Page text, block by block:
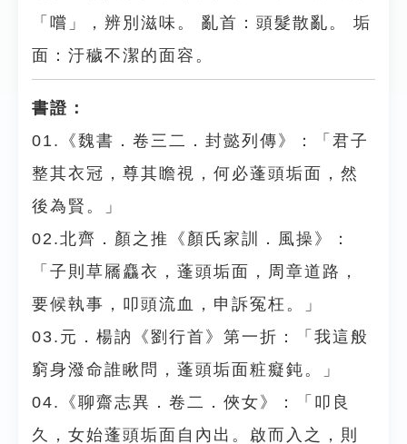
「嚐」，辨別滋味。 亂首：頭髮散亂。 垢
面：汙穢不潔的面容。
書證：
01.《魏書．卷三二．封懿列傳》：「君子
整其衣冠，尊其瞻視，何必蓬頭垢面，然
後為賢。」
02.北齊．顏之推《顏氏家訓．風操》：
「子則草屩麤衣，蓬頭垢面，周章道路，
要候執事，叩頭流血，申訴冤枉。」
03.元．楊訥《劉行首》第一折：「我這般
窮身潑命誰瞅問，蓬頭垢面粧癡鈍。」
04.《聊齋志異．卷二．俠女》：「叩良
久，女始蓬頭垢面自內出。啟而入之，則